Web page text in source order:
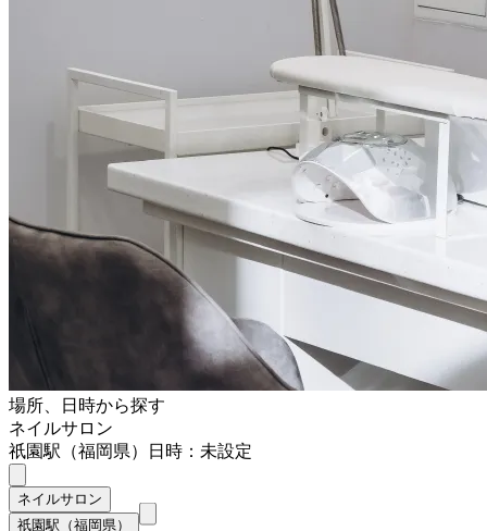
場所、日時から探す
ネイルサロン
祇園駅（福岡県）
日時：未設定
ネイルサロン
祇園駅（福岡県）